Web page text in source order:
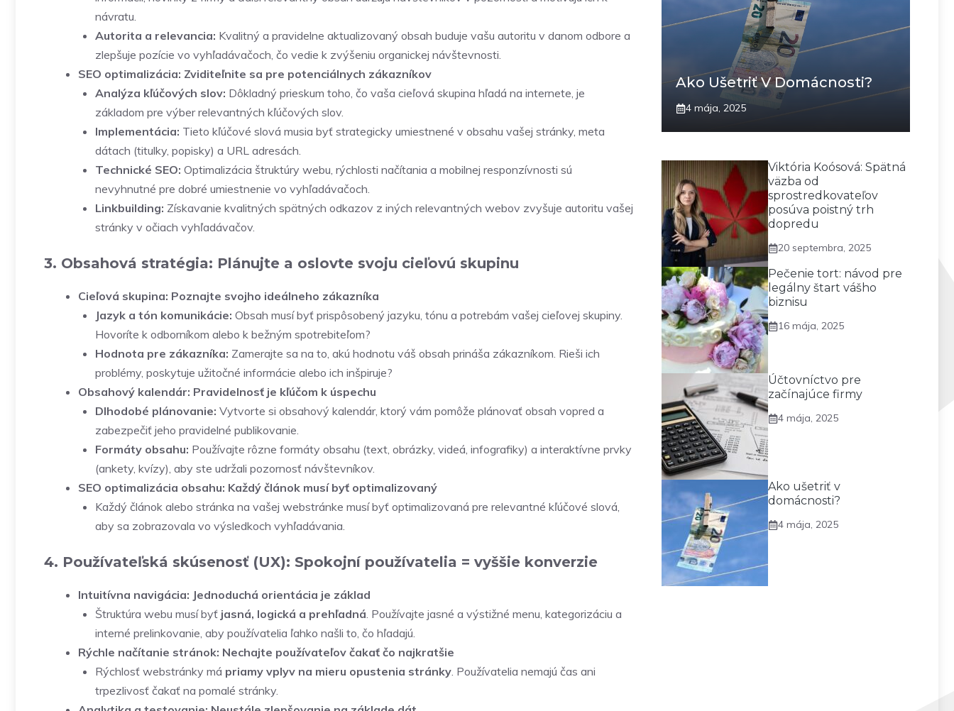
návratu.
Autorita a relevancia: Kvalitný a pravidelne aktualizovaný obsah buduje vašu autoritu v danom odbore a
zlepšuje pozície vo vyhľadávačoch, čo vedie k zvýšeniu organickej návštevnosti.
SEO optimalizácia: Zviditeľnite sa pre potenciálnych zákazníkov
Analýza kľúčových slov: Dôkladný prieskum toho, čo vaša cieľová skupina hľadá na internete, je
základom pre výber relevantných kľúčových slov.
Implementácia: Tieto kľúčové slová musia byť strategicky umiestnené v obsahu vašej stránky, meta
dátach (titulky, popisky) a URL adresách.
Technické SEO: Optimalizácia štruktúry webu, rýchlosti načítania a mobilnej responzívnosti sú
nevyhnutné pre dobré umiestnenie vo vyhľadávačoch.
Linkbuilding: Získavanie kvalitných spätných odkazov z iných relevantných webov zvyšuje autoritu vašej
stránky v očiach vyhľadávačov.
3. Obsahová stratégia: Plánujte a oslovte svoju cieľovú skupinu
Cieľová skupina: Poznajte svojho ideálneho zákazníka
Jazyk a tón komunikácie: Obsah musí byť prispôsobený jazyku, tónu a potrebám vašej cieľovej skupiny.
Hovoríte k odborníkom alebo k bežným spotrebiteľom?
Hodnota pre zákazníka: Zamerajte sa na to, akú hodnotu váš obsah prináša zákazníkom. Rieši ich
problémy, poskytuje užitočné informácie alebo ich inšpiruje?
Obsahový kalendár: Pravidelnosť je kľúčom k úspechu
Dlhodobé plánovanie: Vytvorte si obsahový kalendár, ktorý vám pomôže plánovať obsah vopred a
zabezpečiť jeho pravidelné publikovanie.
Formáty obsahu: Používajte rôzne formáty obsahu (text, obrázky, videá, infografiky) a interaktívne prvky
(ankety, kvízy), aby ste udržali pozornosť návštevníkov.
SEO optimalizácia obsahu: Každý článok musí byť optimalizovaný
Každý článok alebo stránka na vašej webstránke musí byť optimalizovaná pre relevantné kľúčové slová,
aby sa zobrazovala vo výsledkoch vyhľadávania.
4. Používateľská skúsenosť (UX): Spokojní používatelia = vyššie konverzie
Intuitívna navigácia: Jednoduchá orientácia je základ
Štruktúra webu musí byť jasná, logická a prehľadná. Používajte jasné a výstižné menu, kategorizáciu a
interné prelinkovanie, aby používatelia ľahko našli to, čo hľadajú.
Rýchle načítanie stránok: Nechajte používateľov čakať čo najkratšie
Rýchlosť webstránky má priamy vplyv na mieru opustenia stránky. Používatelia nemajú čas ani
trpezlivosť čakať na pomalé stránky.
Ako Ušetriť V Domácnosti?
4 mája, 2025
Viktória Koósová: Spätná
väzba od
sprostredkovateľov
posúva poistný trh
dopredu
20 septembra, 2025
Pečenie tort: návod pre
legálny štart vášho
biznisu
16 mája, 2025
Účtovníctvo pre
začínajúce firmy
4 mája, 2025
Ako ušetriť v
domácnosti?
4 mája, 2025